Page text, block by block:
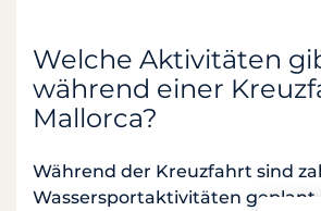
Welche Aktivitäten
während einer
Mallorca?
Während der Kreuzfahrt sind
Wassersportaktivitäten